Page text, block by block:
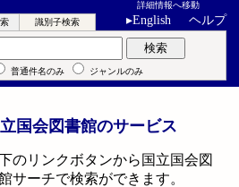
詳細情報へ移動
▸English ヘルプ
識別子検索
検索
普通件名のみ ジャンルのみ
国会図書館のサービス
のリンクボタンから国立国会図
サーチで検索ができます。